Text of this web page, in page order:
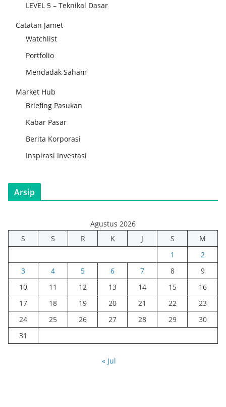
LEVEL 5 – Teknikal Dasar
Catatan Jamet
Watchlist
Portfolio
Mendadak Saham
Market Hub
Briefing Pasukan
Kabar Pasar
Berita Korporasi
Inspirasi Investasi
Arsip
Agustus 2026
S
S R K J S
M
1
2
3
4 5 6 7 8
9
10
11 12 13 14 15
16
17
18 19 20 21 22
23
24
25 26 27 28 29
30
31
« Jul